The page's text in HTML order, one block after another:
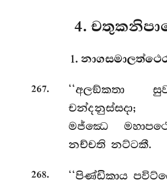
4.
1.
267. ‘‘අලඞ්කතා
චන්දනුස්සදා;
මජ්ඣෙ
නච්චති නට්ටකී.
268.
‘‘පිණ්ඩිකාය